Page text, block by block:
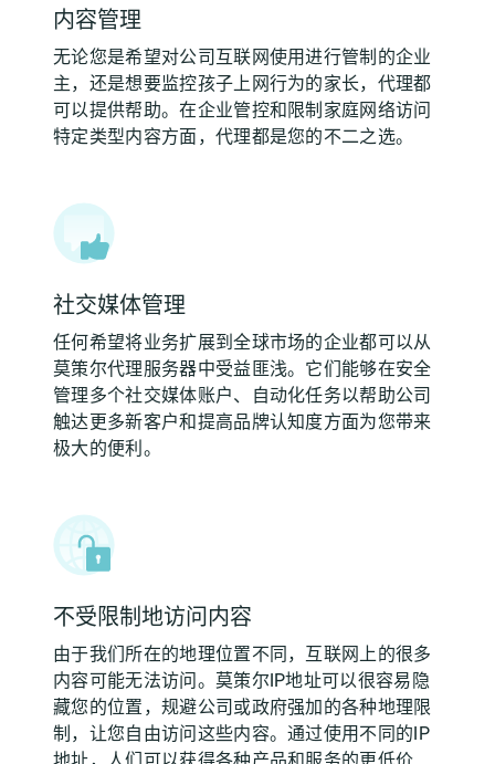
内容管理
无论您是希望对公司互联网使用进行管制的企业
主，还是想要监控孩子上网行为的家长，代理都
可以提供帮助。在企业管控和限制家庭网络访问
特定类型内容方面，代理都是您的不二之选。
社交媒体管理
任何希望将业务扩展到全球市场的企业都可以从
莫策尔代理服务器中受益匪浅。它们能够在安全
管理多个社交媒体账户、自动化任务以帮助公司
触达更多新客户和提高品牌认知度方面为您带来
极大的便利。
不受限制地访问内容
由于我们所在的地理位置不同，互联网上的很多
内容可能无法访问。莫策尔IP地址可以很容易隐
藏您的位置，规避公司或政府强加的各种地理限
制，让您自由访问这些内容。通过使用不同的IP
地址，人们可以获得各种产品和服务的更低价